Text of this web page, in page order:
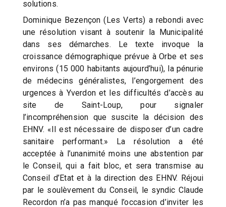
solutions.
Dominique Bezençon (Les Verts) a rebondi avec
une résolution visant à soutenir la Municipalité
dans ses démarches. Le texte invoque la
croissance démographique prévue à Orbe et ses
environs (15 000 habitants aujourd’hui), la pénurie
de médecins généralistes, l’engorgement des
urgences à Yverdon et les difficultés d’accès au
site de Saint-Loup, pour signaler
l’incompréhension que suscite la décision des
EHNV. «Il est nécessaire de disposer d’un cadre
sanitaire performant.» La résolution a été
acceptée à l’unanimité moins une abstention par
le Conseil, qui a fait bloc, et sera transmise au
Conseil d’Etat et à la direction des EHNV. Réjoui
par le soulèvement du Conseil, le syndic Claude
Recordon n’a pas manqué l’occasion d’inviter les